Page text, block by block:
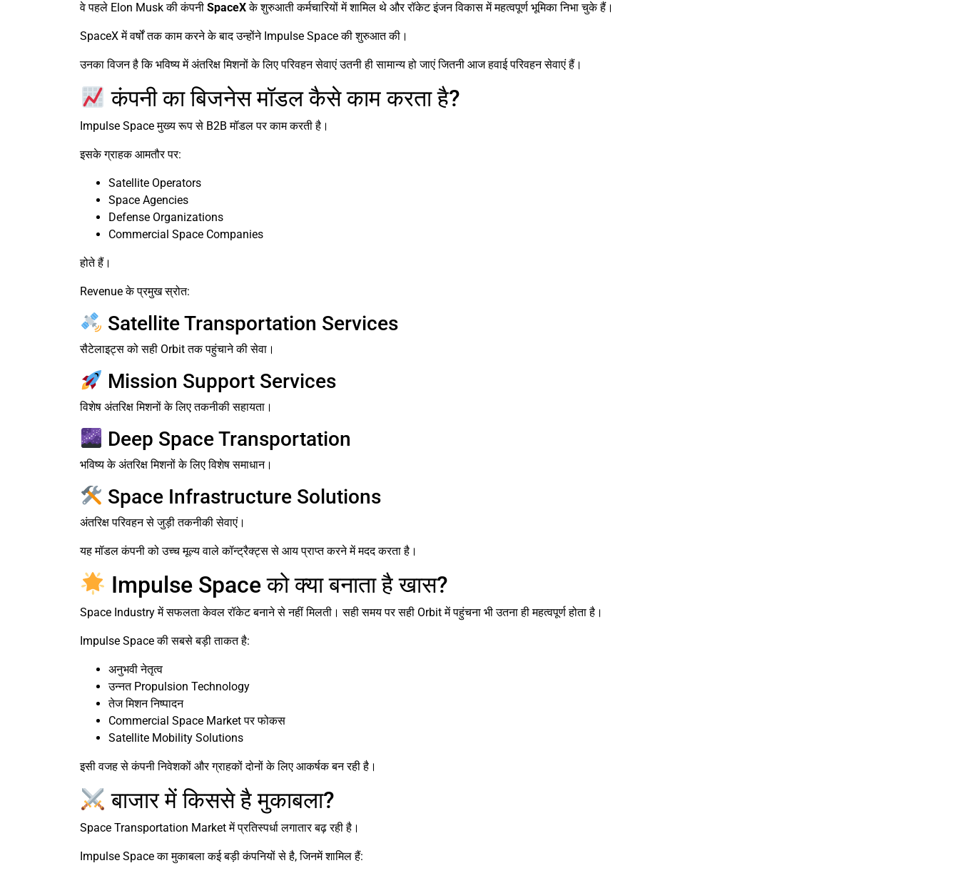
वे पहले Elon Musk की कंपनी SpaceXके शुरुआती कर्मचारियों में शामिल थे और रॉकेट इंजन विकास में महत्वपूर्ण भूमिका निभा चुके हैं।
SpaceX में वर्षों तक काम करने के बाद उन्होंने Impulse Space की शुरुआत की।
उनका विजन है कि भविष्य में अंतरिक्ष मिशनों के लिए परिवहन सेवाएं उतनी ही सामान्य हो जाएं जितनी आज हवाई परिवहन सेवाएं हैं।
कंपनी का बिजनेस मॉडल कैसे काम करता है?
Impulse Space मुख्य रूप से B2B मॉडल पर काम करती है।
इसके ग्राहक आमतौर पर:
Satellite Operators
Space Agencies
Defense Organizations
Commercial Space Companies
होते हैं।
Revenue के प्रमुख स्रोत:
Satellite Transportation Services
सैटेलाइट्स को सही Orbit तक पहुंचाने की सेवा।
Mission Support Services
विशेष अंतरिक्ष मिशनों के लिए तकनीकी सहायता।
Deep Space Transportation
भविष्य के अंतरिक्ष मिशनों के लिए विशेष समाधान।
Space Infrastructure Solutions
अंतरिक्ष परिवहन से जुड़ी तकनीकी सेवाएं।
यह मॉडल कंपनी को उच्च मूल्य वाले कॉन्ट्रैक्ट्स से आय प्राप्त करने में मदद करता है।
Impulse Space को क्या बनाता है खास?
Space Industry में सफलता केवल रॉकेट बनाने से नहीं मिलती। सही समय पर सही Orbit में पहुंचना भी उतना ही महत्वपूर्ण होता है।
Impulse Space की सबसे बड़ी ताकत है:
अनुभवी नेतृत्व
उन्नत Propulsion Technology
तेज मिशन निष्पादन
Commercial Space Market पर फोकस
Satellite Mobility Solutions
इसी वजह से कंपनी निवेशकों और ग्राहकों दोनों के लिए आकर्षक बन रही है।
बाजार में किससे है मुकाबला?
Space Transportation Market में प्रतिस्पर्धा लगातार बढ़ रही है।
Impulse Space का मुकाबला कई बड़ी कंपनियों से है, जिनमें शामिल हैं: